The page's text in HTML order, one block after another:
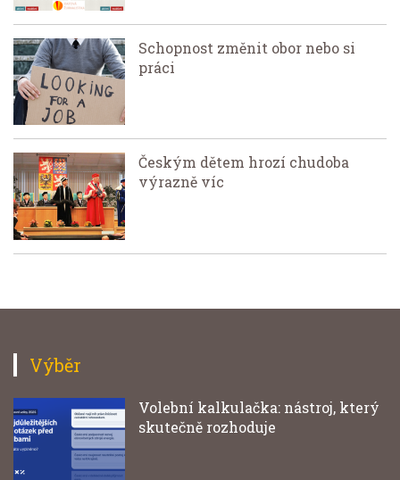
Schopnost změnit obor nebo si
práci
Českým dětem hrozí chudoba
výrazně víc
Výběr
Volební kalkulačka: nástroj, který
skutečně rozhoduje